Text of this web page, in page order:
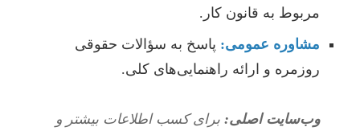
مربوط به قانون کار.
مشاوره عمومی: پاسخ به سؤالات حقوقی
روزمره و ارائه راهنمایی‌های کلی.
وب‌سایت اصلی: برای کسب اطلاعات بیشتر و